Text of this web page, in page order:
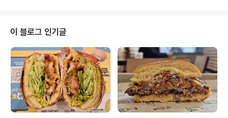
요. 아메리칸 치즈버거의 용문교 남선공원 인근에 위치하
고 있어요. 대전1호선 용문역 6번 출구에서 도보로 10-15
분 정도 걸러요. 영업시간은 오전 11시 반~오후 9시까지입
니다. 브레이크 타임은 오후 3시 ~ 5시입니다. 인근에 주
차장이 없어서 골목 주차를 해야하는데, 주차가 매우 힘드
니 가능하면 대중교통을 이용하는 편이 좋습니..
이 블로그 인기글